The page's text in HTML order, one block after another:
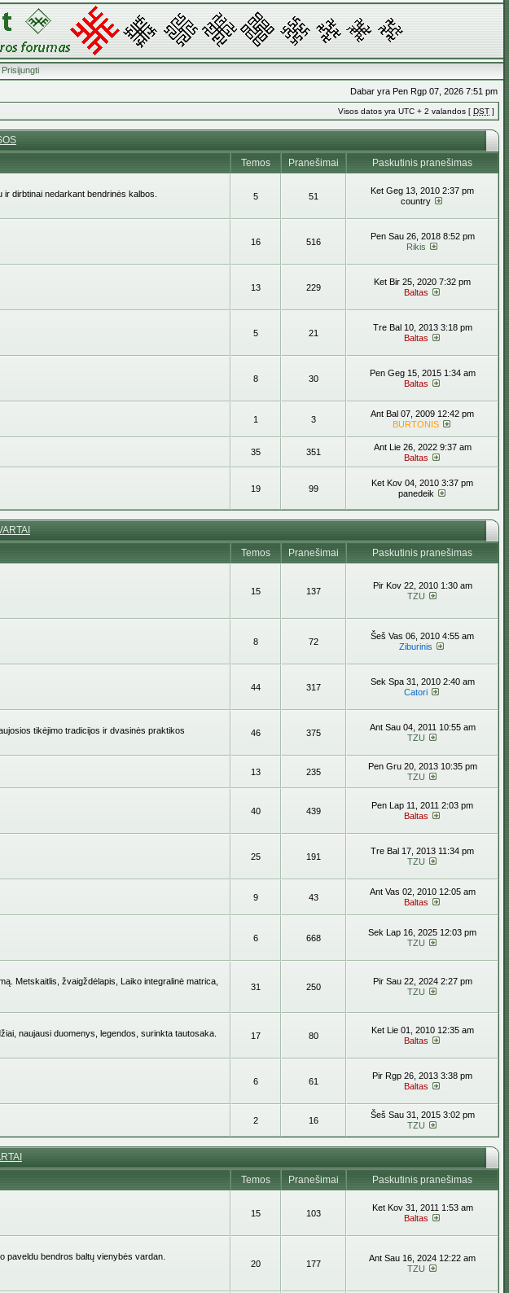
Prisijungti
Dabar yra Pen Rgp 07, 2026 7:51 pm
Visos datos yra UTC + 2 valandos [ DST ]
Temos Pranešimai
Paskutinis pranešimas
dirbtinai nedarkant bendrinės kalbos.
5 51
Ket Geg 13, 2010 2:37 pm
country
16 516
Pen Sau 26, 2018 8:52 pm
Rikis
13 229
Ket Bir 25, 2020 7:32 pm
Baltas
5 21
Tre Bal 10, 2013 3:18 pm
Baltas
8 30
Pen Geg 15, 2015 1:34 am
Baltas
1 3
Ant Bal 07, 2009 12:42 pm
BURTONIS
35 351
Ant Lie 26, 2022 9:37 am
Baltas
19 99
Ket Kov 04, 2010 3:37 pm
panedeik
Temos Pranešimai
Paskutinis pranešimas
15 137
Pir Kov 22, 2010 1:30 am
TZU
8 72
Šeš Vas 06, 2010 4:55 am
Ziburinis
44 317
Sek Spa 31, 2010 2:40 am
Catori
tikėjimo tradicijos ir dvasinės praktikos
46 375
Ant Sau 04, 2011 10:55 am
TZU
13 235
Pen Gru 20, 2013 10:35 pm
TZU
40 439
Pen Lap 11, 2011 2:03 pm
Baltas
25 191
Tre Bal 17, 2013 11:34 pm
TZU
9 43
Ant Vas 02, 2010 12:05 am
Baltas
6 668
Sek Lap 16, 2025 12:03 pm
TZU
Metskaitlis, žvaigždėlapis, Laiko integralinė matrica,
31 250
Pir Sau 22, 2024 2:27 pm
TZU
naujausi duomenys, legendos, surinkta tautosaka.
17 80
Ket Lie 01, 2010 12:35 am
Baltas
6 61
Pir Rgp 26, 2013 3:38 pm
Baltas
2 16
Šeš Sau 31, 2015 3:02 pm
TZU
Temos Pranešimai
Paskutinis pranešimas
15 103
Ket Kov 31, 2011 1:53 am
Baltas
paveldu bendros baltų vienybės vardan.
20 177
Ant Sau 16, 2024 12:22 am
TZU